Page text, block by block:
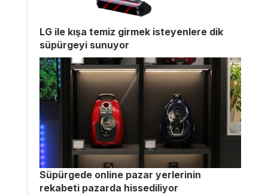
LG ile kışa temiz girmek isteyenlere dik
süpürgeyi sunuyor
Süpürgede online pazar yerlerinin
rekabeti pazarda hissediliyor